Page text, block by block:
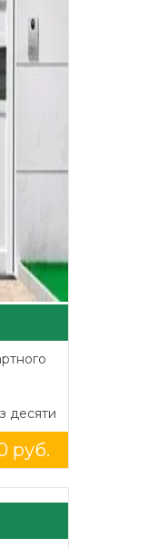
десяти
руб.